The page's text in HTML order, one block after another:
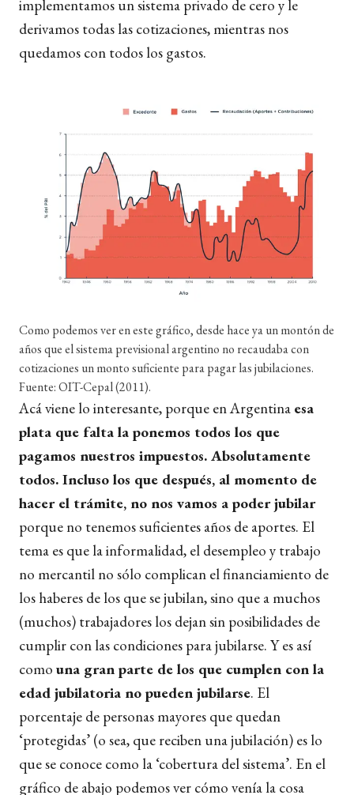
implementamos un sistema privado de cero y le
derivamos todas las cotizaciones, mientras nos
quedamos con todos los gastos.
Como podemos ver en este gráfico, desde hace ya un montón de
años que el sistema previsional argentino no recaudaba con
cotizaciones un monto suficiente para pagar las jubilaciones.
Fuente: OIT-Cepal (2011).
Acá viene lo interesante, porque en Argentina esa
plata que falta la ponemos todos los que
pagamos nuestros impuestos. Absolutamente
todos. Incluso los que después, al momento de
hacer el trámite, no nos vamos a poder jubilar
porque no tenemos suficientes años de aportes. El
tema es que la informalidad, el desempleo y trabajo
no mercantil no sólo complican el financiamiento de
los haberes de los que se jubilan, sino que a muchos
(muchos) trabajadores los dejan sin posibilidades de
cumplir con las condiciones para jubilarse. Y es así
como una gran parte de los que cumplen con la
edad jubilatoria no pueden jubilarse. El
porcentaje de personas mayores que quedan
‘protegidas’ (o sea, que reciben una jubilación) es lo
que se conoce como la ‘cobertura del sistema’. En el
gráfico de abajo podemos ver cómo venía la cosa